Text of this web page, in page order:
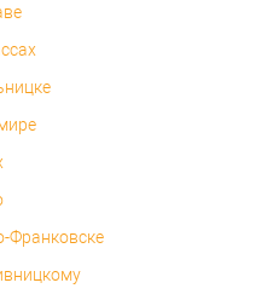
Франковске